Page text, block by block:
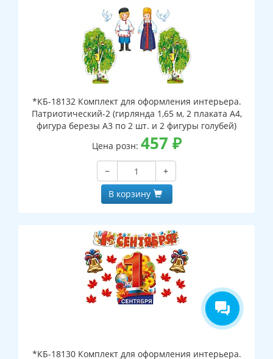
*КБ-18132 Комплект для оформления интерьера.
Патриотический-2 (гирлянда 1,65 м, 2 плаката А4,
фигура березы А3 по 2 шт. и 2 фигуры голубей)
Цена розн: 457 ₽
−
+
В корзину
*КБ-18130 Комплект для оформления интерьера.